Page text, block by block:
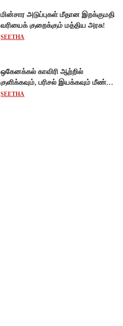
மின்சார அடுப்புகள் மீதான இறக்குமதி
வரியைக் குறைக்கும் மத்திய அரசு!
SEETHA
ஒகேனக்கல் காவிரி ஆற்றில்
குளிக்கவும், பரிசல் இயக்கவும் மீண்டும்
அனுமதி - சுற்றுலாப் பயணிகள்
SEETHA